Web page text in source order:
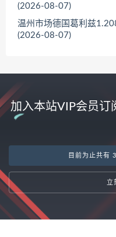
(2026-08-07)
温州市场德国葛利兹
(2026-08-07)
加入本站VIP会员订
目前为止共有
立